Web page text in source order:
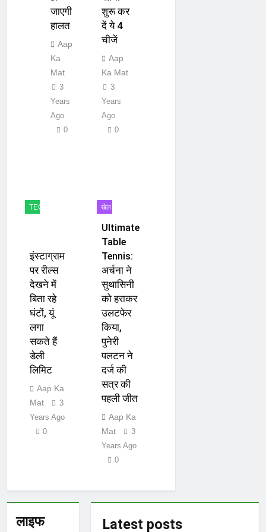
जाएगी
हालत
Aap
Ka
Mat
3
Years
Ago
0
शुरू कर
दें ये 4
चीजें
Aap
Ka Mat
3
Years
Ago
0
TECH
इंस्टाग्राम
पर रील्स
देखने में
बिता रहे
घंटों, यूं
लगा
सकते हैं
डेली
लिमिट
Aap Ka
Mat
3
Years Ago
0
खेल
Ultimate
Table
Tennis:
अर्चना ने
सुथासिनी
को हराकर
उलटफेर
किया,
पुनेरी
पलटन ने
दर्ज की
सत्र की
पहली जीत
Aap Ka
Mat
3
Years Ago
0
लाइफ
Latest posts